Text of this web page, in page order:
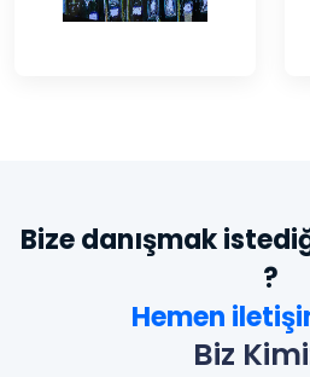
Bize danışmak
?
Hemen
Biz